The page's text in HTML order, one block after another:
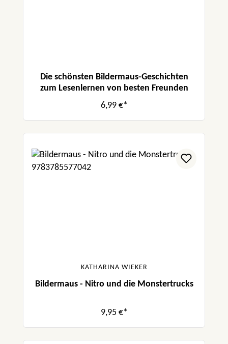
Die schönsten Bildermaus-Geschichten
zum Lesenlernen von besten Freunden
6,99 €*
KATHARINA WIEKER
Bildermaus - Nitro und die Monstertrucks
9,95 €*